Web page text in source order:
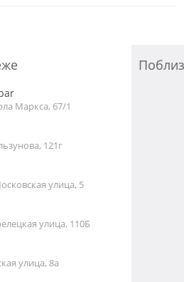
Маркса, 67/1
121г
улица, 5
улица, 110Б
улица, 8а